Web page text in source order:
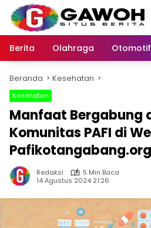
Langsung
konten
Berita
Olahraga Otomotif
Beranda Kesehatan
Kesehatan
Manfaat Bergabung
Komunitas PAFI di
Pafikotangabang.org
Redaksi
5 Min Baca
14 Agustus 2024 21:26